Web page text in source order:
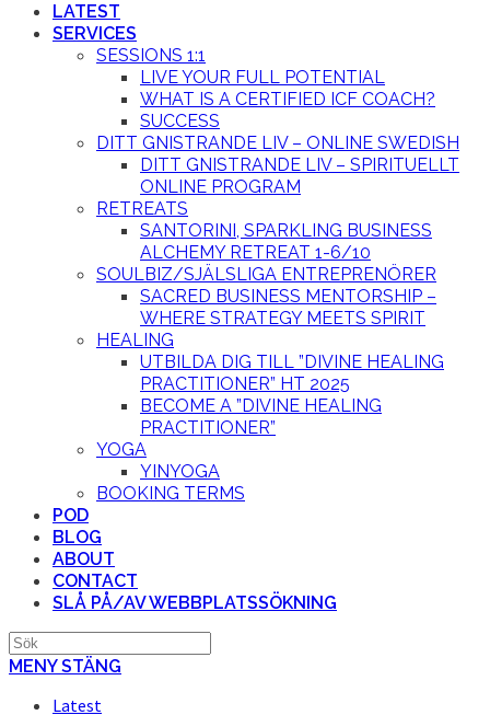
LATEST
SERVICES
SESSIONS 1:1
LIVE YOUR FULL POTENTIAL
WHAT IS A CERTIFIED ICF COACH?
SUCCESS
DITT GNISTRANDE LIV – ONLINE SWEDISH
DITT GNISTRANDE LIV – SPIRITUELLT
ONLINE PROGRAM
RETREATS
SANTORINI, SPARKLING BUSINESS
ALCHEMY RETREAT 1-6/10
SOULBIZ/SJÄLSLIGA ENTREPRENÖRER
SACRED BUSINESS MENTORSHIP –
WHERE STRATEGY MEETS SPIRIT
HEALING
UTBILDA DIG TILL ”DIVINE HEALING
PRACTITIONER” HT 2025
BECOME A ”DIVINE HEALING
PRACTITIONER”
YOGA
YINYOGA
BOOKING TERMS
POD
BLOG
ABOUT
CONTACT
SLÅ PÅ/AV WEBBPLATSSÖKNING
MENY STÄNG
Latest